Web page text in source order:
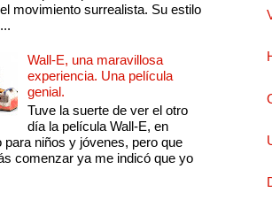
movimiento surrealista. Su estilo
Wall-E, una maravillosa
experiencia. Una película
genial.
Tuve la suerte de ver el otro
día la película Wall-E, en
para niños y jóvenes, pero que
comenzar ya me indicó que yo